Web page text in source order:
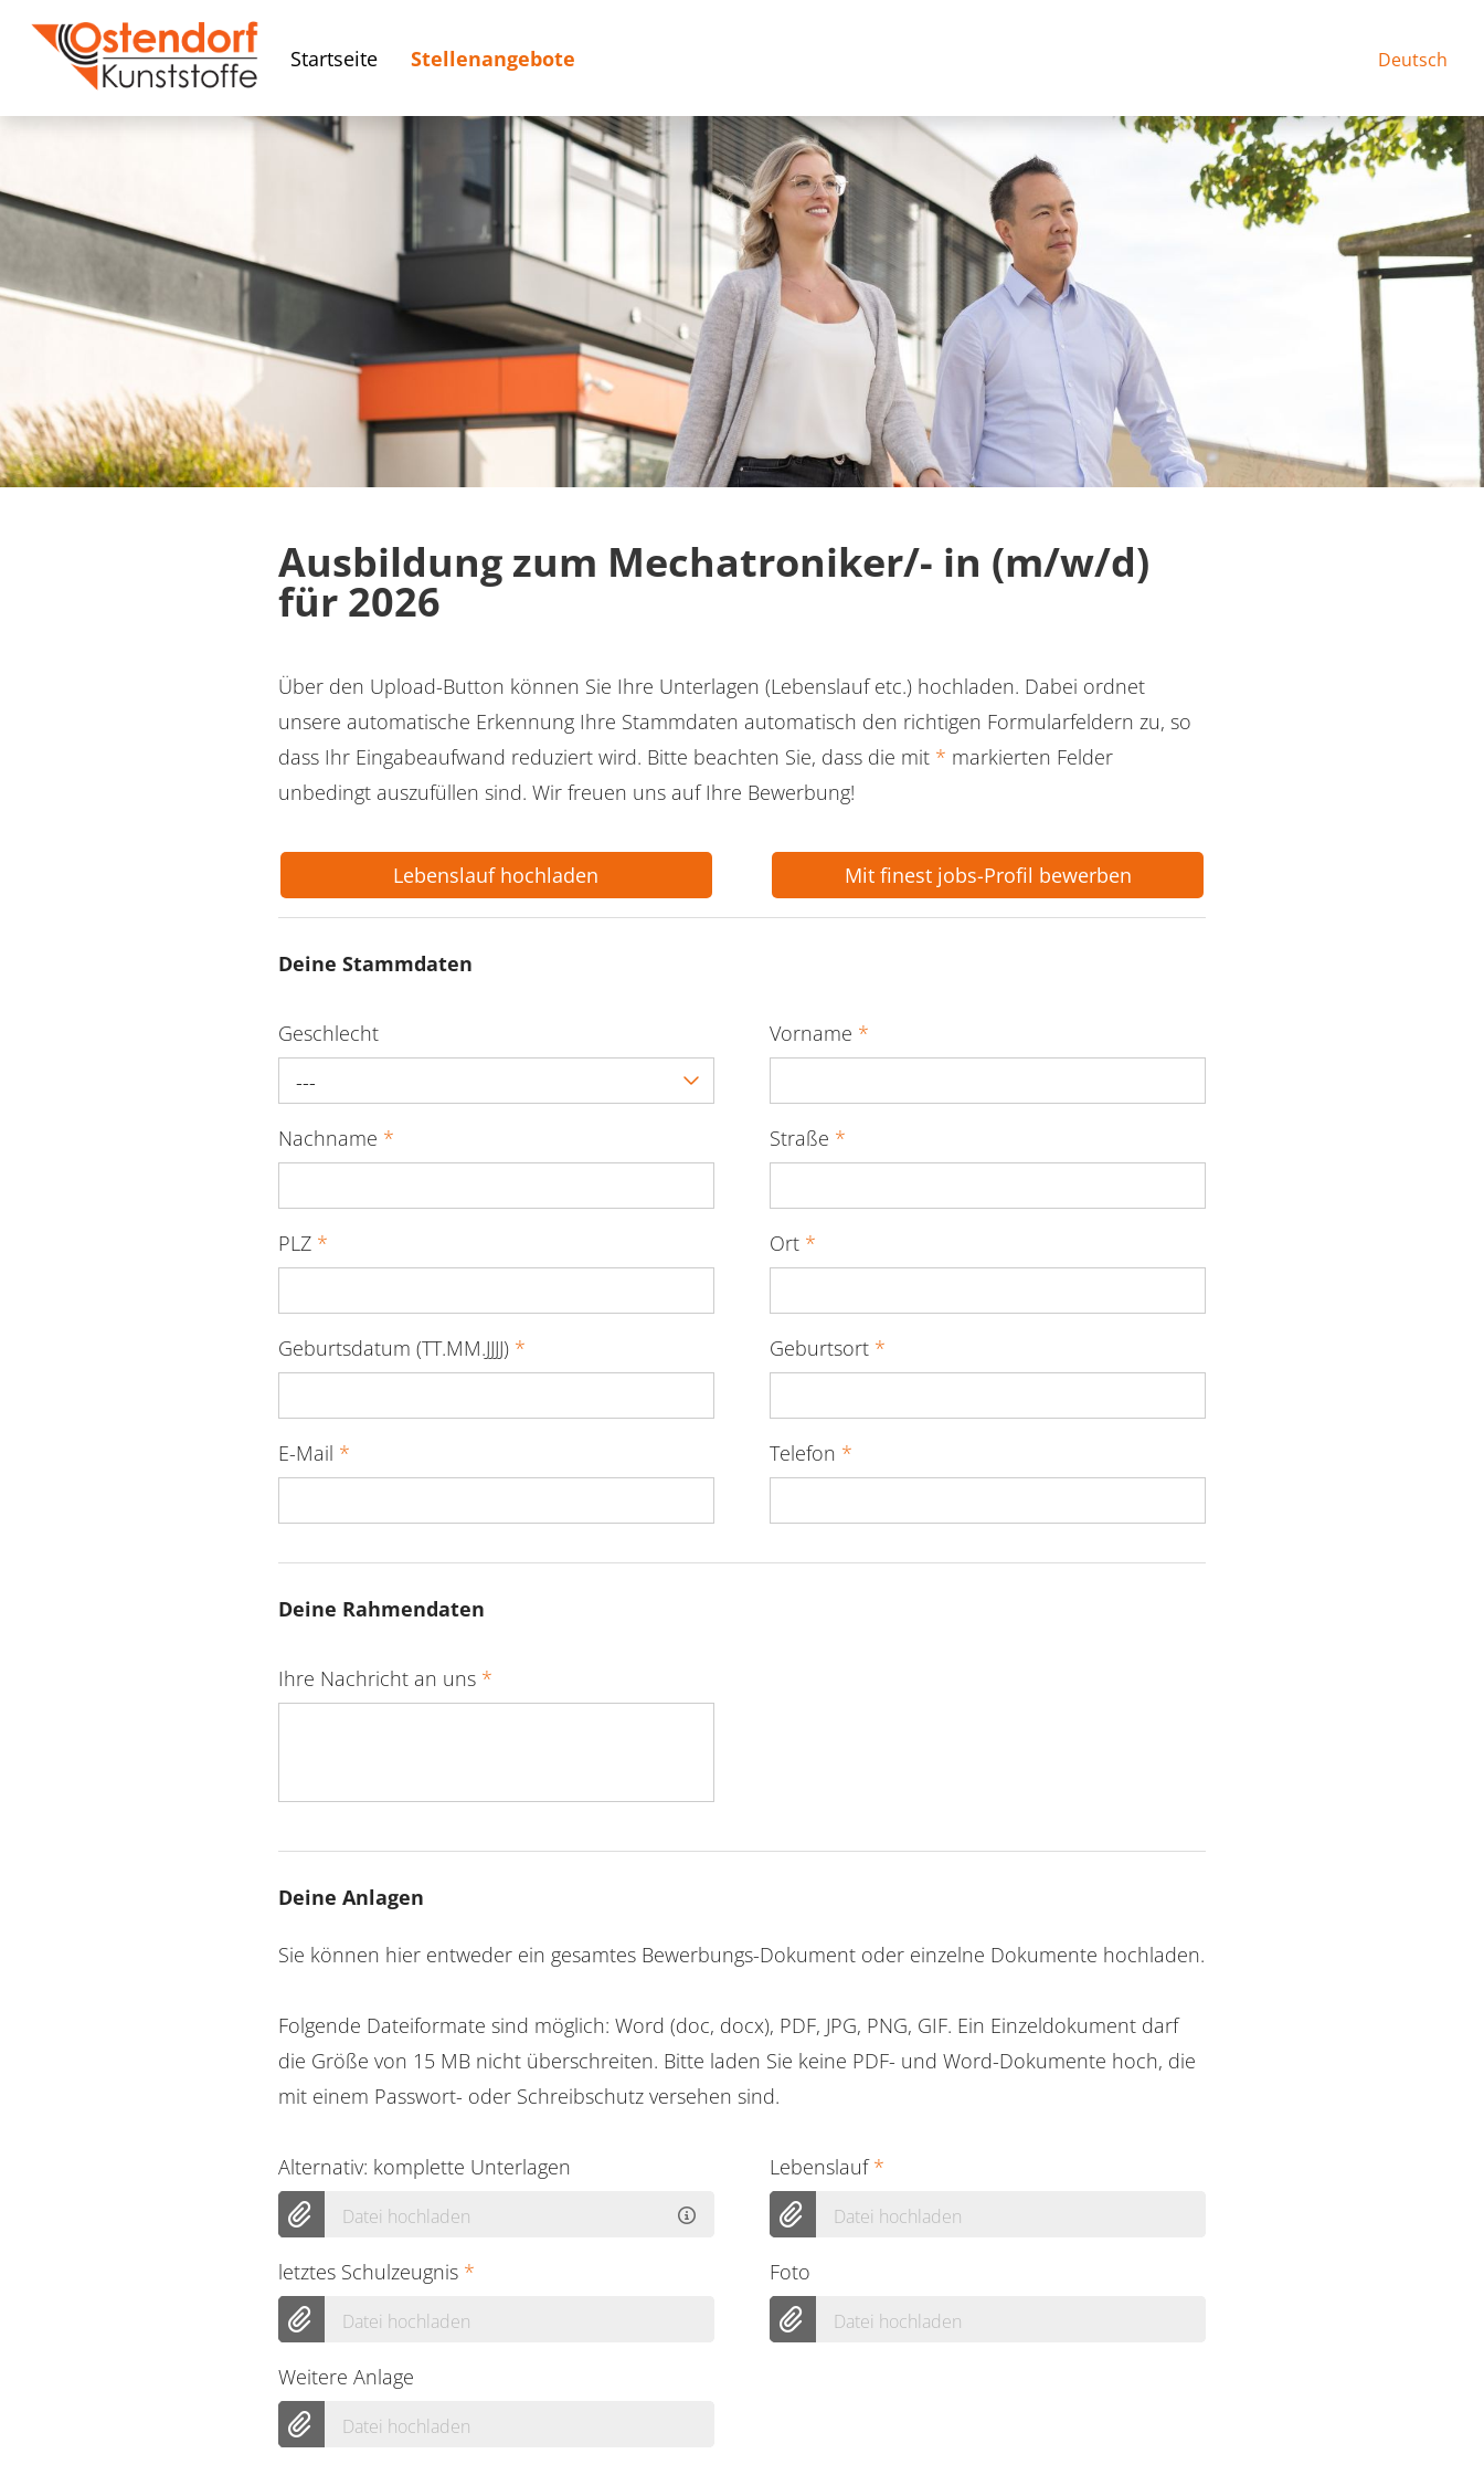
Deutsch
Startseite Stellenangebote
Ausbildung zum Mechatroniker/- in (m/w/d)
für 2026
Über den Upload-Button können Sie Ihre Unterlagen (Lebenslauf etc.) hochladen. Dabei ordnet
unsere automatische Erkennung Ihre Stammdaten automatisch den richtigen Formularfeldern zu, so
dass Ihr Eingabeaufwand reduziert wird. Bitte beachten Sie, dass die mit * markierten Felder
unbedingt auszufüllen sind. Wir freuen uns auf Ihre Bewerbung!
Lebenslauf hochladen Mit finest jobs-Profil bewerben
Deine Stammdaten
Geschlecht
---
Vorname *
Nachname * Straße *
PLZ * Ort *
Geburtsdatum (TT.MM.JJJJ) * Geburtsort *
E-Mail * Telefon *
Deine Rahmendaten
Ihre Nachricht an uns *
Deine Anlagen
Sie können hier entweder ein gesamtes Bewerbungs-Dokument oder einzelne Dokumente hochladen.
Folgende Dateiformate sind möglich: Word (doc, docx), PDF, JPG, PNG, GIF. Ein Einzeldokument darf
die Größe von 15 MB nicht überschreiten. Bitte laden Sie keine PDF- und Word-Dokumente hoch, die
mit einem Passwort- oder Schreibschutz versehen sind.
Alternativ: komplette Unterlagen
Datei hochladen
Lebenslauf*
Datei hochladen
letztes Schulzeugnis *
Datei hochladen
Foto
Datei hochladen
Weitere Anlage
Datei hochladen